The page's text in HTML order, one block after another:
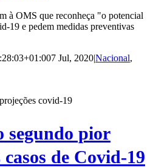
à OMS que reconheça "o potencial
19 e pedem medidas preventivas
7 Jul, 2020|Nacional,
segundo pior
de Covid-19